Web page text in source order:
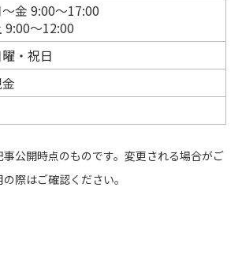
金 9:00～17:00
9:00～12:00
曜・祝日
公開時点のものです。変更される場合がご
際はご確認ください。